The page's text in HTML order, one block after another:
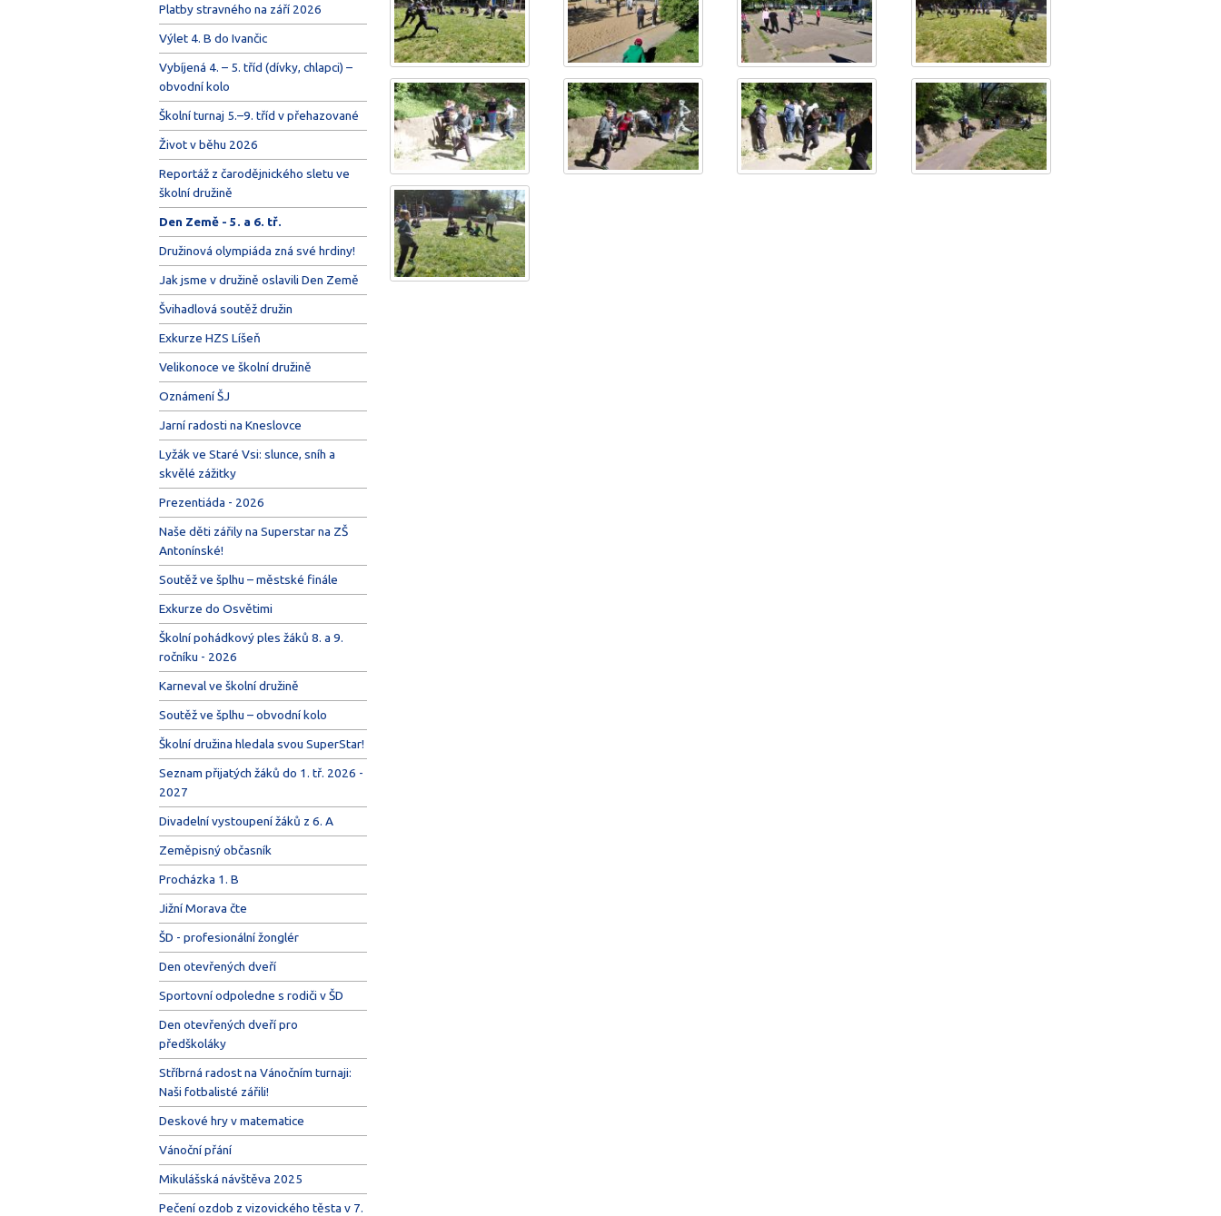
Platby stravného na září 2026
Výlet 4. B do Ivančic
Vybíjená 4. – 5. tříd (dívky, chlapci) –
obvodní kolo
Školní turnaj 5.–9. tříd v přehazované
Život v běhu 2026
Reportáž z čarodějnického sletu ve
školní družině
Den Země - 5. a 6. tř.
Družinová olympiáda zná své hrdiny!
Jak jsme v družině oslavili Den Země
Švihadlová soutěž družin
Exkurze HZS Líšeň
Velikonoce ve školní družině
Oznámení ŠJ
Jarní radosti na Kneslovce
Lyžák ve Staré Vsi: slunce, sníh a
skvělé zážitky
Prezentiáda - 2026
Naše děti zářily na Superstar na ZŠ
Antonínské!
Soutěž ve šplhu – městské finále
Exkurze do Osvětimi
Školní pohádkový ples žáků 8. a 9.
ročníku - 2026
Karneval ve školní družině
Soutěž ve šplhu – obvodní kolo
Školní družina hledala svou SuperStar!
Seznam přijatých žáků do 1. tř. 2026 -
2027
Divadelní vystoupení žáků z 6. A
Zeměpisný občasník
Procházka 1. B
Jižní Morava čte
ŠD - profesionální žonglér
Den otevřených dveří
Sportovní odpoledne s rodiči v ŠD
Den otevřených dveří pro
předškoláky
Stříbrná radost na Vánočním turnaji:
Naši fotbalisté zářili!
Deskové hry v matematice
Vánoční přání
Mikulášská návštěva 2025
Pečení ozdob z vizovického těsta v 7.